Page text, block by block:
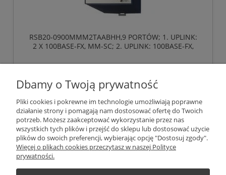
RSB20-0900MMM2TAABHH,9 PORTÓW; 1. UPLINK:
2 X 100BASE-FX, MM-SC; 2. UPLINK: 100BASE-FX,
,HIRSCHMANN
bez 23% VAT i kosztów dostawy
Cena (EUR):1 092,76 €
do koszyka
Dbamy o Twoją prywatność
Pliki cookies i pokrewne im technologie umożliwiają poprawne
działanie strony i pomagają nam dostosować ofertę do Twoich
potrzeb. Możesz zaakceptować wykorzystanie przez nas
wszystkich tych plików i przejść do sklepu lub dostosować użycie
plików do swoich preferencji, wybierając opcję "Dostosuj zgody".
Więcej o plikach cookies przeczytasz w naszej Polityce
prywatności.